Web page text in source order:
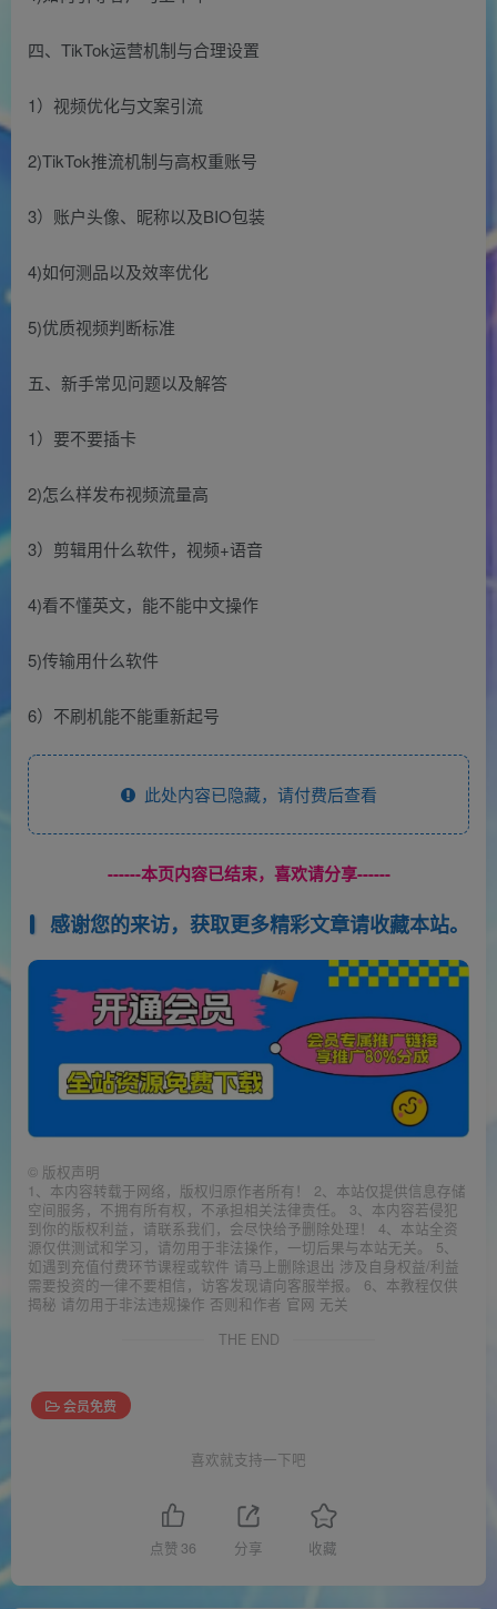
四、TikTok运营机制与合理设置
1）视频优化与文案引流
2)TikTok推流机制与高权重账号
3）账户头像、昵称以及BIO包装
4)如何测品以及效率优化
5)优质视频判断标准
五、新手常见问题以及解答
1）要不要插卡
2)怎么样发布视频流量高
3）剪辑用什么软件，视频+语音
4)看不懂英文，能不能中文操作
5)传输用什么软件
6）不刷机能不能重新起号
此处内容已隐藏，请付费后查看
------本页内容已结束，喜欢请分享------
感谢您的来访，获取更多精彩文章请收藏本站。
© 版权声明
1、本内容转载于网络，版权归原作者所有！ 2、本站仅提供信息存储
空间服务，不拥有所有权，不承担相关法律责任。 3、本内容若侵犯
到你的版权利益，请联系我们，会尽快给予删除处理！ 4、本站全资
源仅供测试和学习，请勿用于非法操作，一切后果与本站无关。 5、
如遇到充值付费环节课程或软件 请马上删除退出 涉及自身权益/利益
需要投资的一律不要相信，访客发现请向客服举报。 6、本教程仅供
揭秘 请勿用于非法违规操作 否则和作者 官网 无关
THE END
会员免费
喜欢就支持一下吧
点赞 36 分享 收藏